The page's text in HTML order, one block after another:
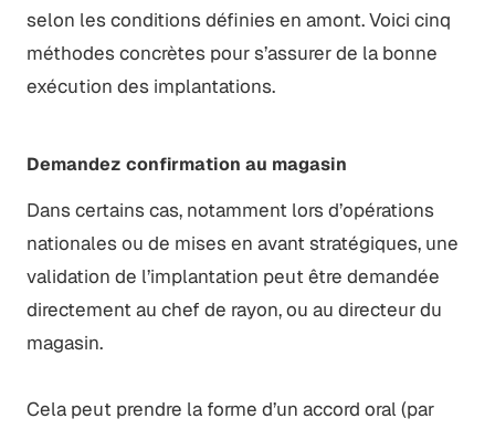
selon les conditions définies en amont. Voici cinq
méthodes concrètes pour s’assurer de la bonne
exécution des implantations.
Demandez confirmation au magasin
Dans certains cas, notamment lors d’opérations
nationales ou de mises en avant stratégiques, une
validation de l’implantation peut être demandée
directement au chef de rayon, ou au directeur du
magasin.
Cela peut prendre la forme d’un accord oral (par